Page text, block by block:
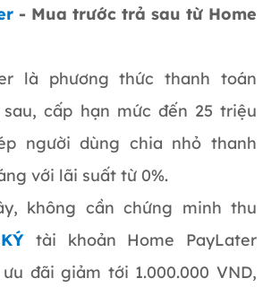
- Mua trước trả sau từ Home
là phương thức thanh toán
cấp hạn mức đến 25 triệu
người dùng chia nhỏ thanh
với lãi suất từ 0%.
không cần chứng minh thu
tài khoản Home PayLater
đãi giảm tới 1.000.000 VND,